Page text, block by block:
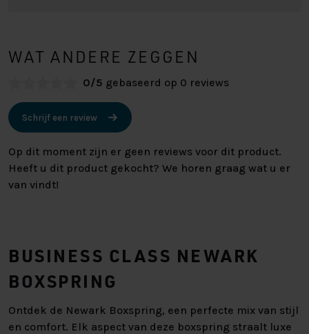
WAT ANDERE ZEGGEN
0/5 gebaseerd op 0 reviews
Schrijf een review
Op dit moment zijn er geen reviews voor dit product.
Heeft u dit product gekocht? We horen graag wat u er
van vindt!
BUSINESS CLASS NEWARK
BOXSPRING
Ontdek de Newark Boxspring, een perfecte mix van stijl
en comfort. Elk aspect van deze boxspring straalt luxe